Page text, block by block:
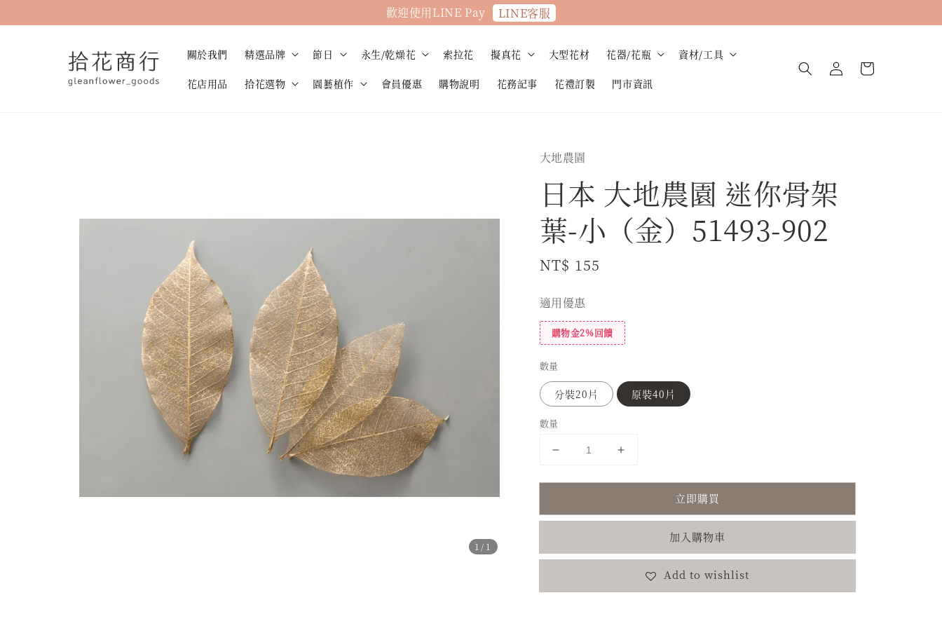
歡迎使用LINE Pay LINE客服
關於我們 精選品牌 節日 永生/乾燥花 索拉花 擬真花 大型花材 花器/花瓶 資材/工具
花店用品 拾花選物 園藝植作 會員優惠 購物說明 花務記事 花禮訂製 門市資訊
1 /1
大地農園
日本 大地農園 迷你骨架
葉-小（金）51493-902
Regular
NT$ 155
適用優惠
購物金2%回饋
數量
分裝20片 原裝40片
數量
立即購買
加入購物車
Add to wishlist